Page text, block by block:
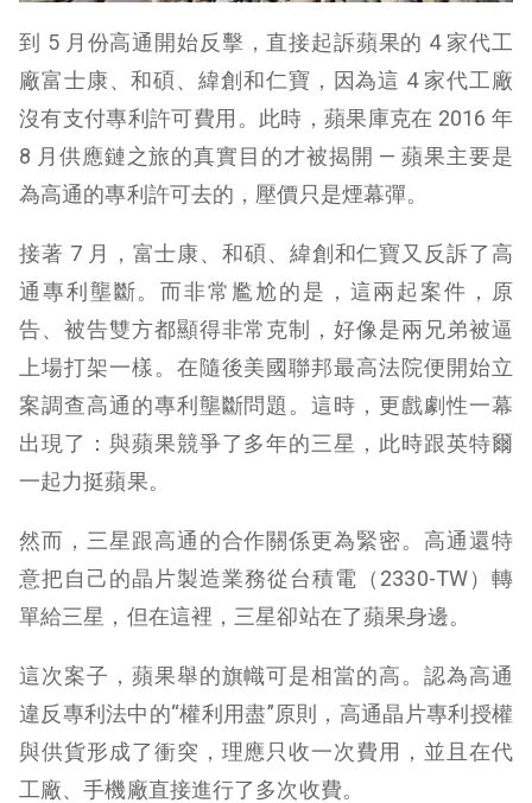
到 5 月份高通開始反擊，直接起訴蘋果的 4 家代工
廠富士康、和碩、緯創和仁寶，因為這 4 家代工廠
沒有支付專利許可費用。此時，蘋果庫克在 2016 年
8 月供應鏈之旅的真實目的才被揭開 — 蘋果主要是
為高通的專利許可去的，壓價只是煙幕彈。
接著 7 月，富士康、和碩、緯創和仁寶又反訴了高
通專利壟斷。而非常尷尬的是，這兩起案件，原
告、被告雙方都顯得非常克制，好像是兩兄弟被逼
上場打架一樣。在隨後美國聯邦最高法院便開始立
案調查高通的專利壟斷問題。這時，更戲劇性一幕
出現了：與蘋果競爭了多年的三星，此時跟英特爾
一起力挺蘋果。
然而，三星跟高通的合作關係更為緊密。高通還特
意把自己的晶片製造業務從台積電（2330-TW）轉
單給三星，但在這裡，三星卻站在了蘋果身邊。
這次案子，蘋果舉的旗幟可是相當的高。認為高通
違反專利法中的“權利用盡”原則，高通晶片專利授權
與供貨形成了衝突，理應只收一次費用，並且在代
工廠、手機廠直接進行了多次收費。